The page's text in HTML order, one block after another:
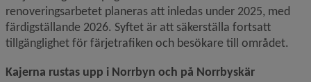
renoveringsarbetet planeras att inledas under 2025, med
färdigställande 2026. Syftet är att säkerställa fortsatt
tillgänglighet för färjetrafiken och besökare till området.
Kajerna rustas upp i Norrbyn och på Norrbyskär